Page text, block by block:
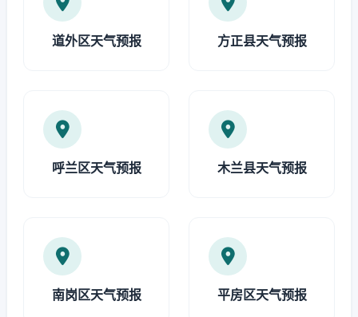
道外区天气预报 方正县天气预报
呼兰区天气预报 木兰县天气预报
南岗区天气预报 平房区天气预报